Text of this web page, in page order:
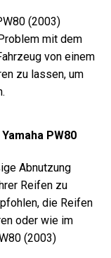
(2003)
mit dem
von einem
zu lassen, um
PW80
Abnutzung
Reifen zu
die Reifen
oder wie im
(2003)